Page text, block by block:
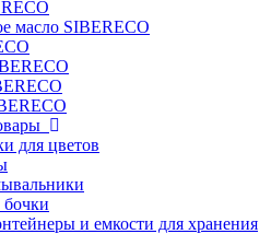
масло SIBERECO
для цветов
и емкости для хранения